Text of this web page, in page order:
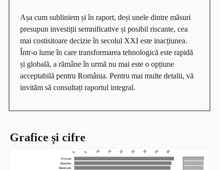
Așa cum subliniem și în raport, deși unele dintre măsuri
presupun investiții semnificative și posibil riscante, cea
mai costisitoare decizie în secolul XXI este inacțiunea.
Într-o lume în care transformarea tehnologică este rapidă
și globală, a rămâne în urmă nu mai este o opțiune
acceptabilă pentru România. Pentru mai multe detalii, vă
invităm să consultați raportul integral.
Grafice și cifre